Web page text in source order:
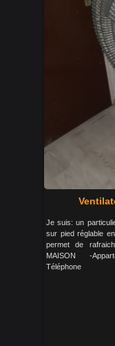
Je suis: un
sur pied réglable
permet de
MAISON -
Téléphone